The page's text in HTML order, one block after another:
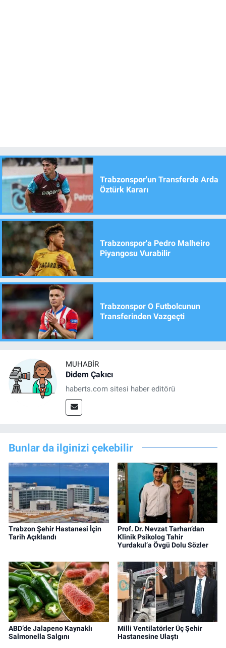
Trabzonspor'un Transferde Arda
Öztürk Kararı
Trabzonspor'a Pedro Malheiro
Piyangosu Vurabilir
Trabzonspor O Futbolcunun
Transferinden Vazgeçti
MUHABIR
Didem Çakıcı
haberts.com sitesi haber editörü
Bunlar da ilginizi çekebilir
Trabzon Şehir Hastanesi İçin
Tarih Açıklandı
Prof. Dr. Nevzat Tarhan’dan
Klinik Psikolog Tahir
Yurdakul’a Övgü Dolu Sözler
ABD’de Jalapeno Kaynaklı
Salmonella Salgını
Milli Ventilatörler Üç Şehir
Hastanesine Ulaştı